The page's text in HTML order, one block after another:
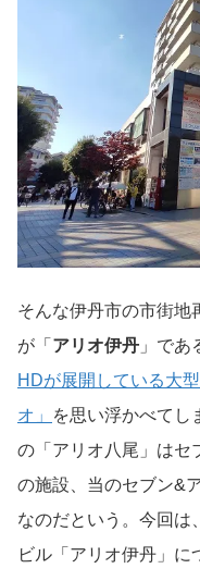
そんな伊丹市の市街地
が「 アリオ伊丹 」であ
HDが展開している大
オ」
を思い浮かべてし
の「アリオ八尾」はセ
の施設、当のセブン&
なのだという。今回は
ビル「アリオ伊丹」に